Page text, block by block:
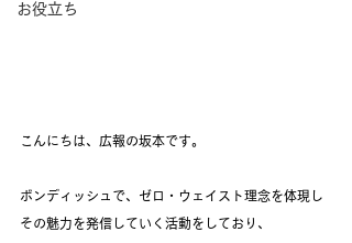
お役立ち
こんにちは、広報の坂本です。
ボンディッシュで、ゼロ・ウェイスト理念を体現し
その魅力を発信していく活動をしており、